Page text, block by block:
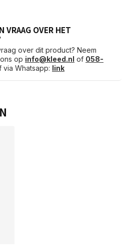
VRAAG OVER HET
over dit product? Neem
op info@kleed.nl of 058-
via Whatsapp: link